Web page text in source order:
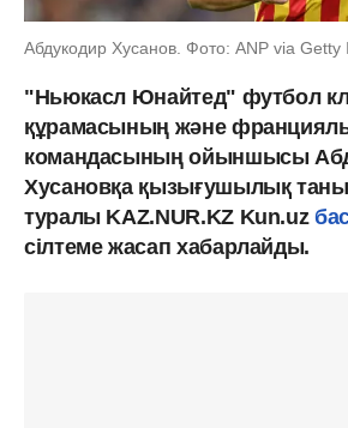
Абдукодир Хусанов. Фото: ANP via Getty
"Ньюкасл Юнайтед" футбол
құрамасының және
командасының ойыншысы
Хусановқа қызығушылық
туралы KAZ.NUR.KZ Kun.uz
сілтеме жасап хабарлайды.